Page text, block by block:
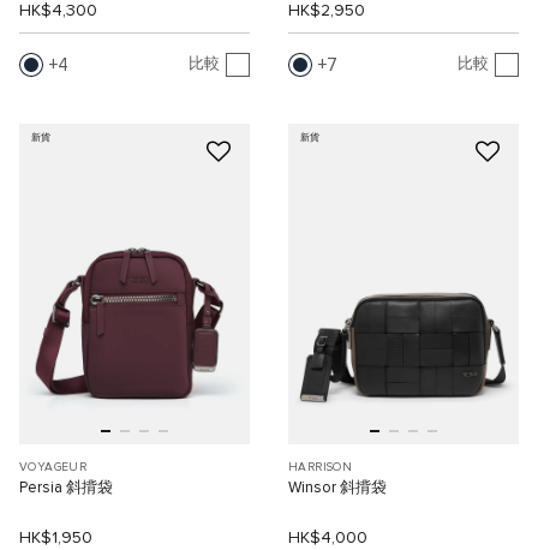
HK$4,300
4 比較
HK$2,950
7 比較
新貨
VOYAGEUR
Persia 斜揹袋
HK$1,950
新貨
HARRISON
Winsor 斜揹袋
HK$4,000